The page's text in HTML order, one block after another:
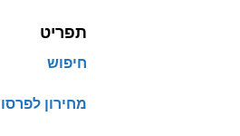
תפריט
חיפוש
מחירון